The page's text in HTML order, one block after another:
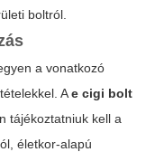
boltról.
a vonatkozó
Ae cigi bolt
tájékoztatniuk kell a
életkor-alapú